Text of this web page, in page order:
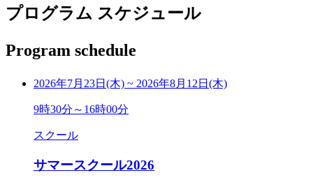
プログラム スケジュール
Program schedule
2026年7月23日(木) ~ 2026年8月12日(木)
9時30分～16時00分
スクール
サマースクール2026